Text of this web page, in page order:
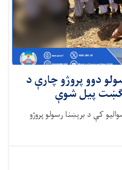
دوو پروژو چارې د
لګښت پیل شوې
کې د برېښنا رسولو پروژو